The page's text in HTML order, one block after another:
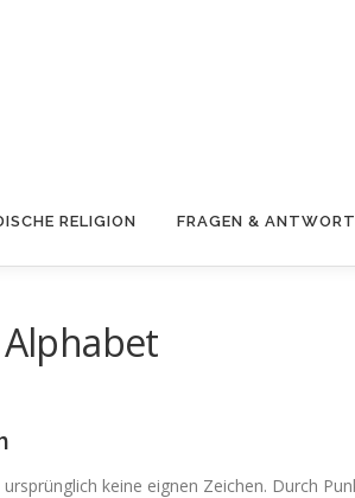
RELIGION FRAGEN &
keine eignen Zeichen. Durch